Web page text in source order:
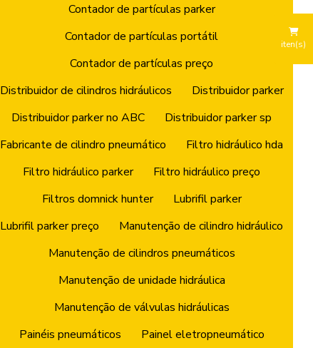
Contador de partículas parker
Contador de partículas portátil
Contador de partículas preço
Distribuidor de cilindros hidráulicos
Distribuidor parker
Distribuidor parker no ABC
Distribuidor parker sp
Fabricante de cilindro pneumático
Filtro hidráulico hda
Filtro hidráulico parker
Filtro hidráulico preço
Filtros domnick hunter
Lubrifil parker
Lubrifil parker preço
Manutenção de cilindro hidráulico
Manutenção de cilindros pneumáticos
Manutenção de unidade hidráulica
Manutenção de válvulas hidráulicas
Painéis pneumáticos
Painel eletropneumático
iten(s)